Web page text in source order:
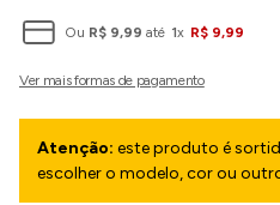
Ou R$ 9,99 até 1x R$ 9,99
Atenção: este produto é
escolher o modelo, cor ou